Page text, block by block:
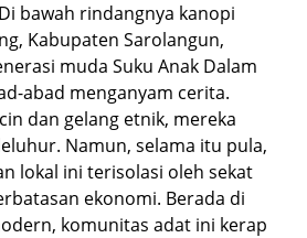
Di bawah rindangnya kanopi
Kabupaten Sarolangun,
muda Suku Anak Dalam
abad menganyam cerita.
dan gelang etnik, mereka
Namun, selama itu pula,
lokal ini terisolasi oleh sekat
ekonomi. Berada di
komunitas adat ini kerap